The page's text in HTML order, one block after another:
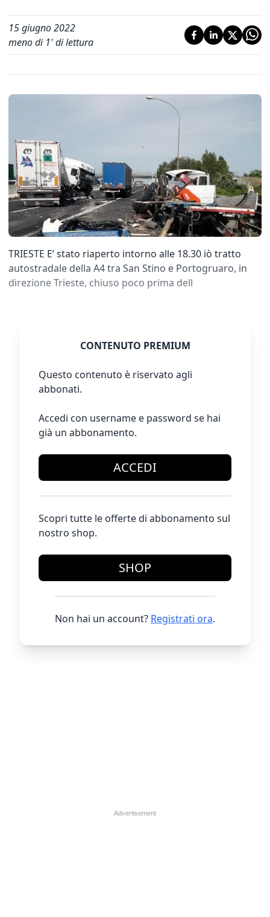
15 giugno 2022
meno di 1' di lettura
TRIESTE E’ stato riaperto intorno alle 18.30 iò tratto
autostradale della A4 tra San Stino e Portogruaro, in
direzione Trieste, chiuso poco prima dell
CONTENUTO PREMIUM
Questo contenuto è riservato agli
abbonati.
Accedi con username e password se hai
già un abbonamento.
ACCEDI
Scopri tutte le offerte di abbonamento sul
nostro shop.
SHOP
Non hai un account? Registrati ora.